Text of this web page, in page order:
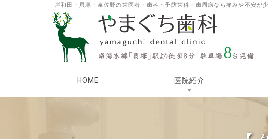
岸和田・貝塚・泉佐野の歯医者・歯科・予防歯科・歯周病なら痛みや不安が
HOME 医院紹介